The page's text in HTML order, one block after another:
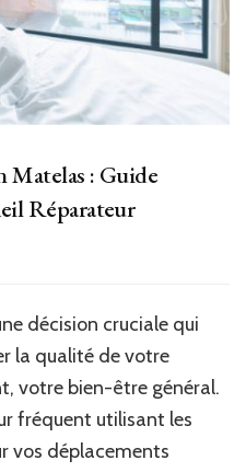
Matelas : Guide
Réparateur
décision cruciale qui
la qualité de votre
votre bien-être général.
fréquent utilisant les
vos déplacements